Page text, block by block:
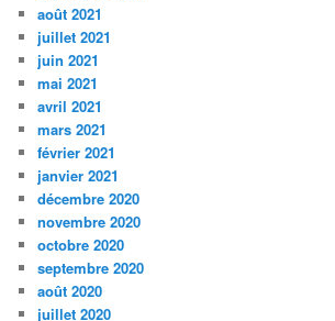
août 2021
juillet 2021
juin 2021
mai 2021
avril 2021
mars 2021
février 2021
janvier 2021
décembre 2020
novembre 2020
octobre 2020
septembre 2020
août 2020
juillet 2020